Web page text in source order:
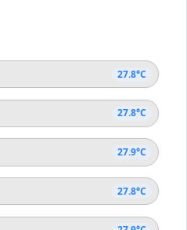
27.8°C
27.8°C
27.9°C
27.8°C